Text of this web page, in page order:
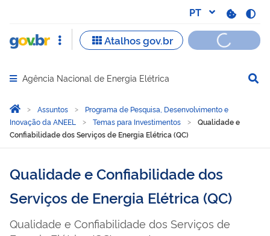
Abrir menu principal de navegação
Agência Nacional de Energia Elétrica
Você está aqui:
Página Inicial
Assuntos
Programa de Pesquisa, Desenvolvimento e
Inovação da ANEEL
Temas para Investimentos
Qualidade e
Confiabilidade dos Serviços de Energia Elétrica (QC)
Qualidade e Confiabilidade dos
Serviços de Energia Elétrica (QC)
Qualidade e Confiabilidade dos Serviços de